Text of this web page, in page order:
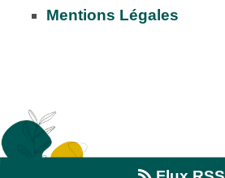
Mentions Légales